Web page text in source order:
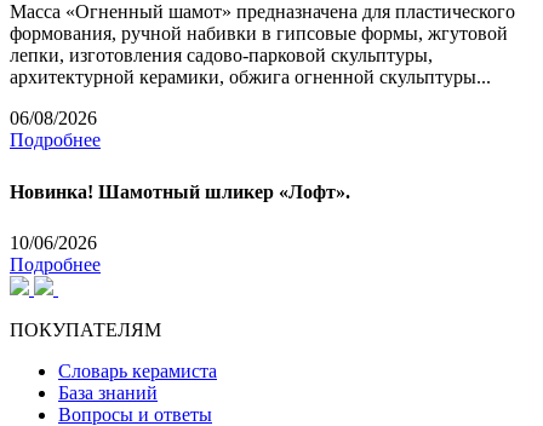
Масса «Огненный шамот» предназначена для пластического
формования, ручной набивки в гипсовые формы, жгутовой
лепки, изготовления садово-парковой скульптуры,
архитектурной керамики, обжига огненной скульптуры...
06/08/2026
Подробнее
Новинка! Шамотный шликер «Лофт».
10/06/2026
Подробнее
ПОКУПАТЕЛЯМ
Словарь керамиста
База знаний
Вопросы и ответы